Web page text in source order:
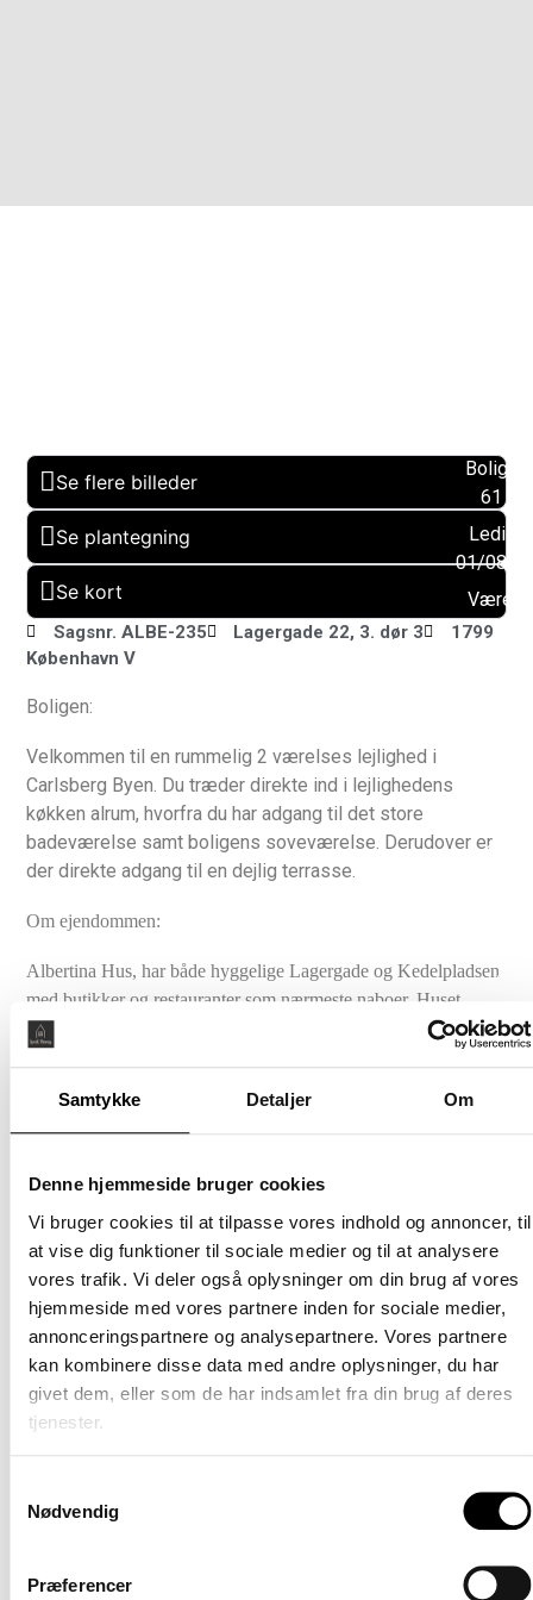
Samtykke Detaljer Om
Denne hjemmeside bruger cookies
Vi bruger cookies til at tilpasse vores indhold og annoncer, til
at vise dig funktioner til sociale medier og til at analysere
vores trafik. Vi deler også oplysninger om din brug af vores
hjemmeside med vores partnere inden for sociale medier,
annonceringspartnere og analysepartnere. Vores partnere
kan kombinere disse data med andre oplysninger, du har
givet dem, eller som de har indsamlet fra din brug af deres
tjenester.
Nødvendig
Præferencer
Se flere billeder
Se plantegning
Se kort
Sagsnr. ALBE-235 Lagergade 22, 3. dør 3
1799
København V
Boligen:
Velkommen til en rummelig 2 værelses lejlighed i
Carlsberg Byen. Du træder direkte ind i lejlighedens
køkken alrum, hvorfra du har adgang til det store
badeværelse samt boligens soveværelse. Derudover er
der direkte adgang til en dejlig terrasse.
Om ejendommen:
Albertina Hus, har både hyggelige Lagergade og Kedelpladsen
med butikker og restauranter som nærmeste naboer. Huset
består af 28 boliger med alt fra 2 til 5 værelser og på 61 til 110
Miele hårde hvidevarer, inklusiv vaskemaskine og tørretumbler.
I smørhullet mellem Frederiksberg, Valby og Vesterbro finder
du Københavns nye bykvarter: Carlsberg Byen. Her er
butikker, nul bil-os, grønne parker, cykelstier, koncerter,
historisk arkitektur, smalle stræder, legepladser, S-togsstation,
by- og kulturliv, der alt sammen gør Carlsberg Byen til vores
kvarter.
Carlsberg Byen er et levende kvarter, hvor man bor, arbejder,
hænger ud, cykler igennem, klarer sine indkøb, tager en kaffe,
og boliger op ad uddannelses- og daginstitutioner. Alle nyder de
godt af de mange grønne områder, kulturelle aktiviteter,
61 m2
Ledig
01/08/
2025
for
Ja